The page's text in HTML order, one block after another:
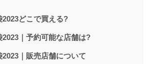
2023どこで買える?
2023｜予約可能な店舗は?
｜販売店舗について